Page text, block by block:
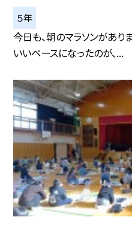
５年
今日も、朝のマラソンがあり
いいペースになったのが、...